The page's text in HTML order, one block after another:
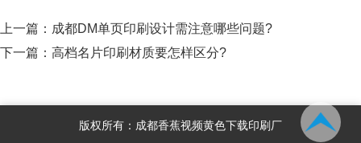
上一篇： 成都DM单页印刷设计需注意哪些问题?
下一篇： 高档名片印刷材质要怎样区分?
版权所有：成都香蕉视频黄色下载印刷厂